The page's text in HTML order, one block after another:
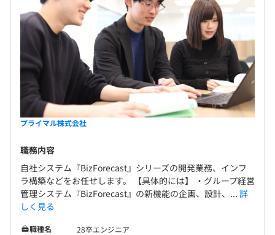
【開発環境】
OS：Windows Server
Webサーバ：IIS
年間目標を設定し、年2回の考課面談を通して振り返り・
プライマル株式会社
職務内容
自社システム『BizForecast』シリーズの開発業務、インフ
ラ構築などをお任せします。 【具体的には】 ・グループ経営
管理システム『BizForecast』の新機能の企画、設計、... 詳
しく見る
職種名
28卒エンジニア